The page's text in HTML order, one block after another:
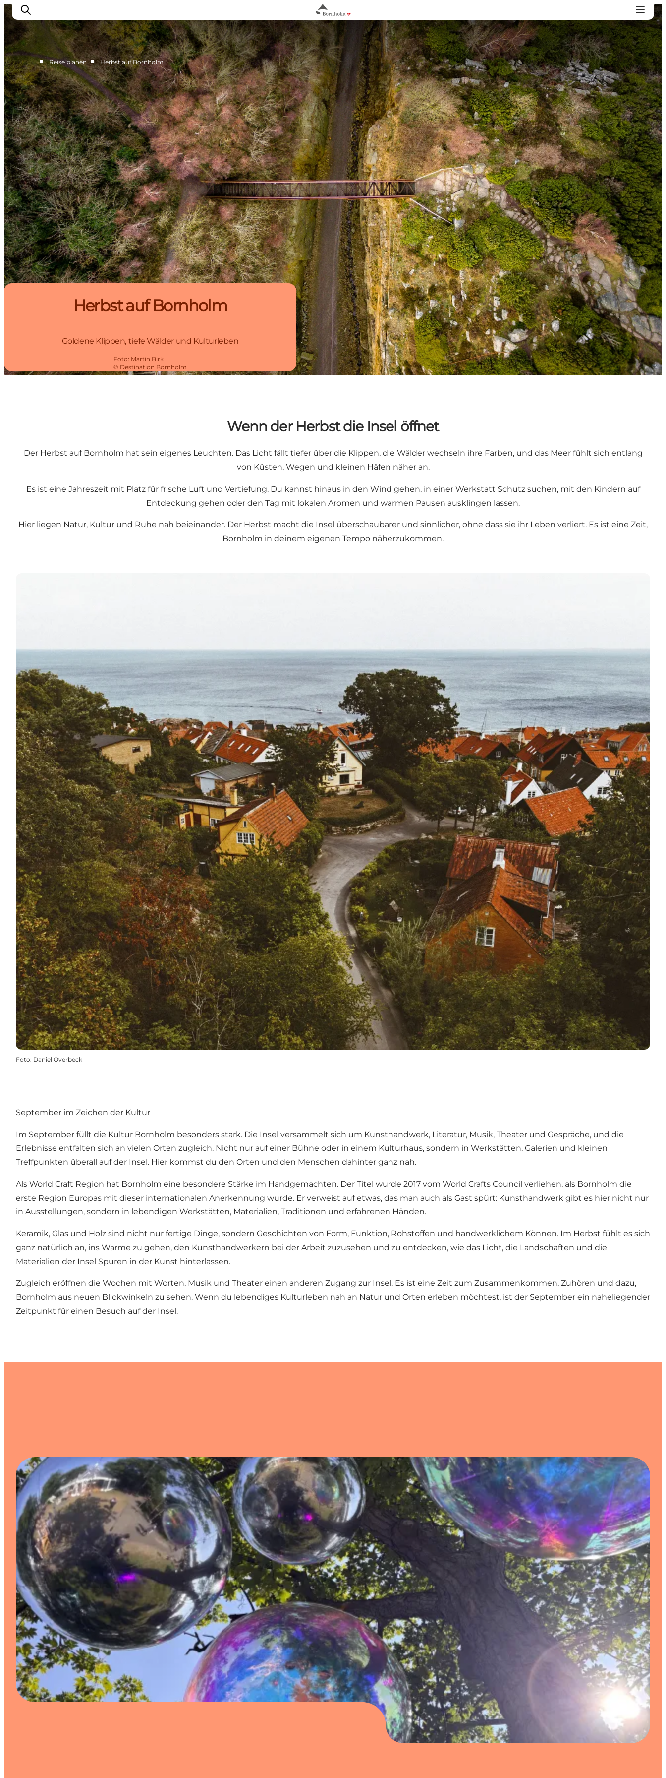
Bornholm entdecken
Küste & Natur
Inselleben
Essen & Genuss
Reise planen
Plane deinen Aufenthalt
■ Reise planen ■ Herbst auf Bornholm
Herbst auf Bornholm
Goldene Klippen, tiefe Wälder und Kulturleben
Foto: Martin Birk
© Destination Bornholm
Wenn der Herbst die Insel öffnet
Der Herbst auf Bornholm hat sein eigenes Leuchten. Das Licht fällt tiefer über die Klippen, die Wälder wechseln ihre Farben, und das Meer fühlt sich entlang
von Küsten, Wegen und kleinen Häfen näher an.
Es ist eine Jahreszeit mit Platz für frische Luft und Vertiefung. Du kannst hinaus in den Wind gehen, in einer Werkstatt Schutz suchen, mit den Kindern auf
Entdeckung gehen oder den Tag mit lokalen Aromen und warmen Pausen ausklingen lassen.
Hier liegen Natur, Kultur und Ruhe nah beieinander. Der Herbst macht die Insel überschaubarer und sinnlicher, ohne dass sie ihr Leben verliert. Es ist eine Zeit,
Bornholm in deinem eigenen Tempo näherzukommen.
Foto: Daniel Overbeck
September im Zeichen der Kultur
Im September füllt die Kultur Bornholm besonders stark. Die Insel versammelt sich um Kunsthandwerk, Literatur, Musik, Theater und Gespräche, und die
Erlebnisse entfalten sich an vielen Orten zugleich. Nicht nur auf einer Bühne oder in einem Kulturhaus, sondern in Werkstätten, Galerien und kleinen
Treffpunkten überall auf der Insel. Hier kommst du den Orten und den Menschen dahinter ganz nah.
Als World Craft Region hat Bornholm eine besondere Stärke im Handgemachten. Der Titel wurde 2017 vom World Crafts Council verliehen, als Bornholm die
erste Region Europas mit dieser internationalen Anerkennung wurde. Er verweist auf etwas, das man auch als Gast spürt: Kunsthandwerk gibt es hier nicht nur
in Ausstellungen, sondern in lebendigen Werkstätten, Materialien, Traditionen und erfahrenen Händen.
Keramik, Glas und Holz sind nicht nur fertige Dinge, sondern Geschichten von Form, Funktion, Rohstoffen und handwerklichem Können. Im Herbst fühlt es sich
ganz natürlich an, ins Warme zu gehen, den Kunsthandwerkern bei der Arbeit zuzusehen und zu entdecken, wie das Licht, die Landschaften und die
Materialien der Insel Spuren in der Kunst hinterlassen.
Zugleich eröffnen die Wochen mit Worten, Musik und Theater einen anderen Zugang zur Insel. Es ist eine Zeit zum Zusammenkommen, Zuhören und dazu,
Bornholm aus neuen Blickwinkeln zu sehen. Wenn du lebendiges Kulturleben nah an Natur und Orten erleben möchtest, ist der September ein naheliegender
Zeitpunkt für einen Besuch auf der Insel.